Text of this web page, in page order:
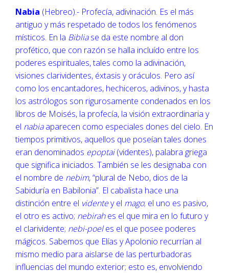
Nabia (Hebreo).- Profecía, adivinación. Es el más
antiguo y más respetado de todos los fenómenos
místicos. En la Bibliase da este nombre al don
profético, que con razón se halla incluído entre los
poderes espirituales, tales como la adivinación,
visiones clarividentes, éxtasis y oráculos. Pero así
como los encantadores, hechiceros, adivinos, y hasta
los astrólogos son rigurosamente condenados en los
libros de Moisés, la profecía, la visión extraordinaria y
el nabiaaparecen como especiales dones del cielo. En
tiempos primitivos, aquellos que poseían tales dones
eran denominados epoptai(videntes), palabra griega
que significa iniciados. También se les designaba con
el nombre de nebim, “plural de Nebo, dios de la
Sabiduría en Babilonia”. El cabalista hace una
distinción entre el videntey el mago; el uno es pasivo,
el otro es activo; nebirahes el que mira en lo futuro y
el clarividente; nebi-poeles el que posee poderes
mágicos. Sabemos que Elías y Apolonio recurrían al
mismo medio para aislarse de las perturbadoras
influencias del mundo exterior; esto es, envolviendo